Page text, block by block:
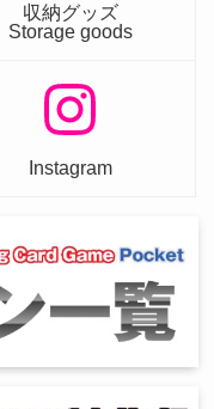
収納グッズ
Storage goods
Instagram